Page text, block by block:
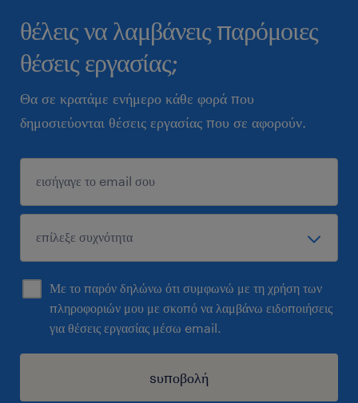
θέλεις να λαμβάνεις παρόμοιες
θέσεις εργασίας;
Θα σε κρατάμε ενήμερο κάθε φορά που
δημοσιεύονται θέσεις εργασίας που σε αφορούν.
Με το παρόν δηλώνω ότι συμφωνώ με τη χρήση των
πληροφοριών μου με σκοπό να λαμβάνω ειδοποιήσεις
για θέσεις εργασίας μέσω email.
sυποβολή